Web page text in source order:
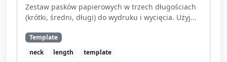
Zestaw pasków papierowych w trzech długościach
(krótki, średni, długi) do wydruku i wycięcia. Użyj...
Template
neck
length template